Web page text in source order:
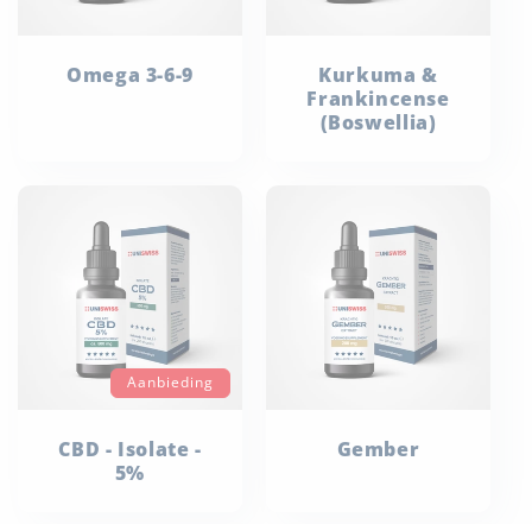
Omega 3-6-9
Kurkuma &
Frankincense
(Boswellia)
Aanbieding
CBD - Isolate -
5%
Gember